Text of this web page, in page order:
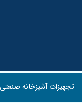
تجهیزات آشپزخانه صنعتی